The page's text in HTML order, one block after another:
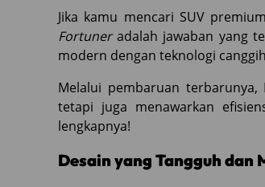
Jika kamu mencari SUV
Fortuneradalah jawaban yang
modern dengan teknologi
Melalui pembaruan
tetapi juga menawarkan
lengkapnya!
Desain yang Tangguh dan